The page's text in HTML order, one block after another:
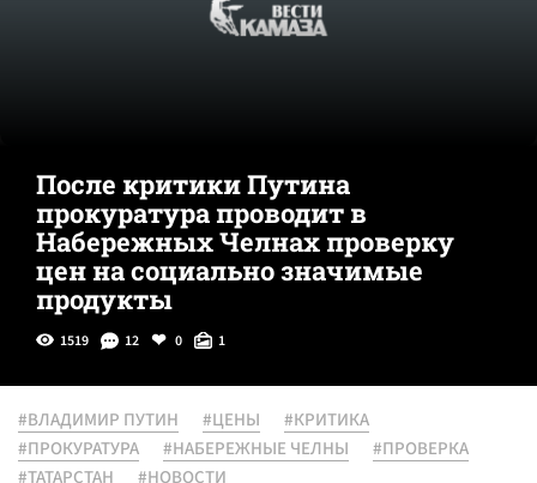
После критики Путина
прокуратура проводит в
Набережных Челнах проверку
цен на социально значимые
продукты
1519 12 0 1
#ВЛАДИМИР ПУТИН #ЦЕНЫ
#КРИТИКА
#ПРОКУРАТУРА
#НАБЕРЕЖНЫЕ ЧЕЛНЫ
#ПРОВЕРКА
#ТАТАРСТАН
#НОВОСТИ